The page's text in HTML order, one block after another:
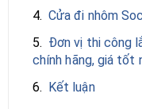
4. Cửa đi nhôm
5. Đơn vị thi công
chính hãng, giá tốt
6. Kết luận